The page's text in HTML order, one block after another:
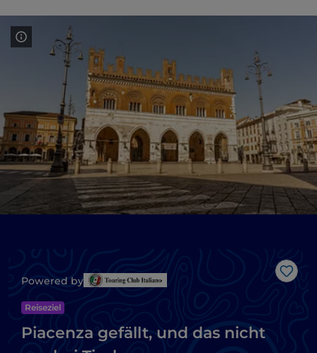
Like
Powered by
Reiseziel
Piacenza gefällt, und das nicht